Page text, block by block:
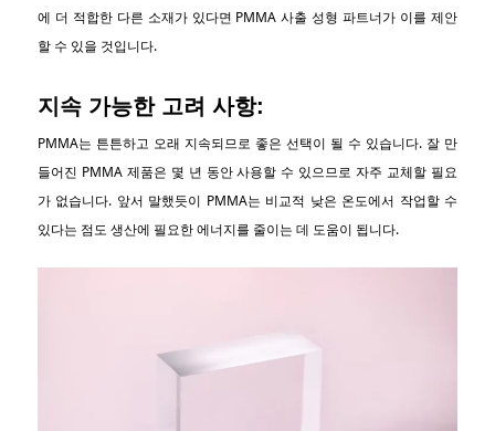
에 더 적합한 다른 소재가 있다면 PMMA 사출 성형 파트너가 이를 제안
할 수 있을 것입니다.
지속 가능한 고려 사항:
PMMA는 튼튼하고 오래 지속되므로 좋은 선택이 될 수 있습니다. 잘 만
들어진 PMMA 제품은 몇 년 동안 사용할 수 있으므로 자주 교체할 필요
가 없습니다. 앞서 말했듯이 PMMA는 비교적 낮은 온도에서 작업할 수
있다는 점도 생산에 필요한 에너지를 줄이는 데 도움이 됩니다.